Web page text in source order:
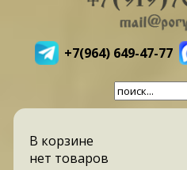
+7(964) 649-47-77
В корзине
нет товаров